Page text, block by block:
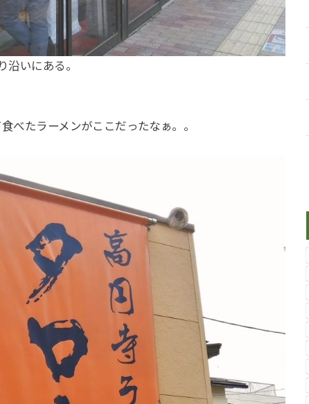
沿いにある。
べたラーメンがここだったなぁ。。